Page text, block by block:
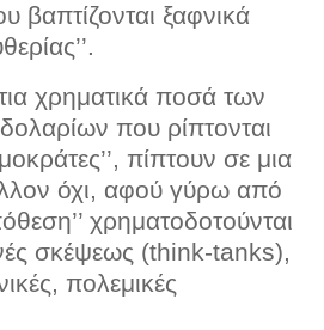
βαπτίζονται ξαφνικά
χρηματικά ποσά των
που ρίπτονται
πίπτουν σε μια
όχι, αφού γύρω από
χρηματοδοτούνται
σκέψεως (think-tanks),
πολεμικές